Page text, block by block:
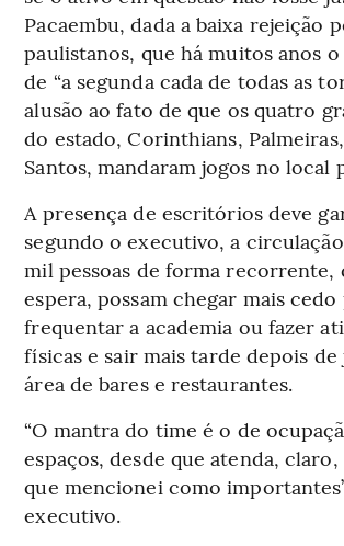
Pacaembu, dada a baixa rejeição
paulistanos, que há muitos anos
de “a segunda cada de todas as
alusão ao fato de que os quatro
do estado, Corinthians,
Santos, mandaram jogos no local
A presença de escritórios deve
segundo o executivo, a
mil pessoas de forma recorrente,
espera, possam chegar mais cedo
frequentar a academia ou fazer
físicas e sair mais tarde depois de
área de bares e restaurantes.
“O mantra do time é o de
espaços, desde que atenda,
que mencionei como
executivo.